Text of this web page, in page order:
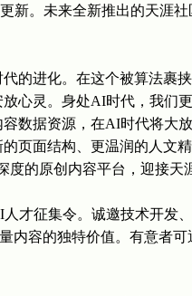
。未来全新推出的天涯社
进化。在这个被算法裹
心灵。身处AI时代，我们
数据资源，在AI时代将大
页面结构、更温润的人文
的原创内容平台，迎接天
征集令。诚邀技术开发
内容的独特价值。有意者可